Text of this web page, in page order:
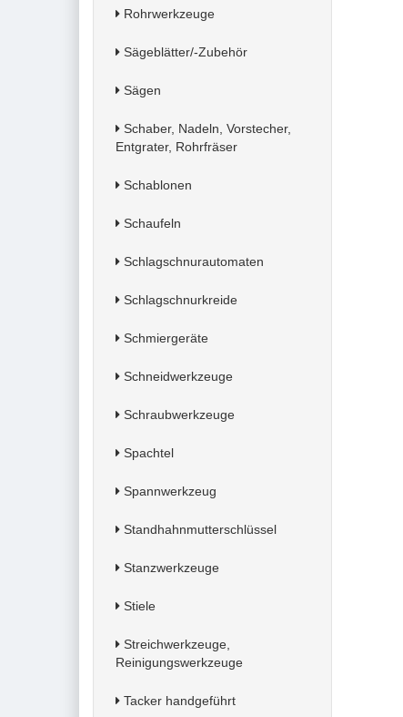
Rohrwerkzeuge
Sägeblätter/-Zubehör
Sägen
Schaber, Nadeln, Vorstecher,
Entgrater, Rohrfräser
Schablonen
Schaufeln
Schlagschnurautomaten
Schlagschnurkreide
Schmiergeräte
Schneidwerkzeuge
Schraubwerkzeuge
Spachtel
Spannwerkzeug
Standhahnmutterschlüssel
Stanzwerkzeuge
Stiele
Streichwerkzeuge,
Reinigungswerkzeuge
Tacker handgeführt